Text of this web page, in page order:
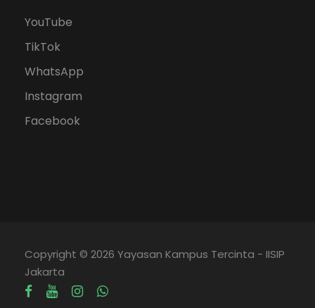
YouTube
TikTok
WhatsApp
Instagram
Facebook
Copyright © 2026 Yayasan Kampus Tercinta - IISIP
Jakarta